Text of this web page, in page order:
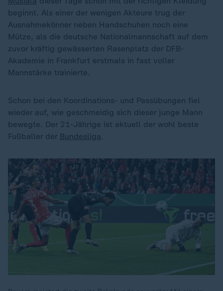
beginnt. Als einer der wenigen Akteure trug der
Ausnahmekönner neben Handschuhen noch eine
Mütze, als die deutsche Nationalmannschaft auf dem
zuvor kräftig gewässerten Rasenplatz der DFB-
Akademie in Frankfurt erstmals in fast voller
Mannstärke trainierte.
Schon bei den Koordinations- und Passübungen fiel
wieder auf, wie geschmeidig sich dieser junge Mann
bewegte. Der 21-Jährige ist aktuell der wohl beste
Fußballer der Bundesliga .